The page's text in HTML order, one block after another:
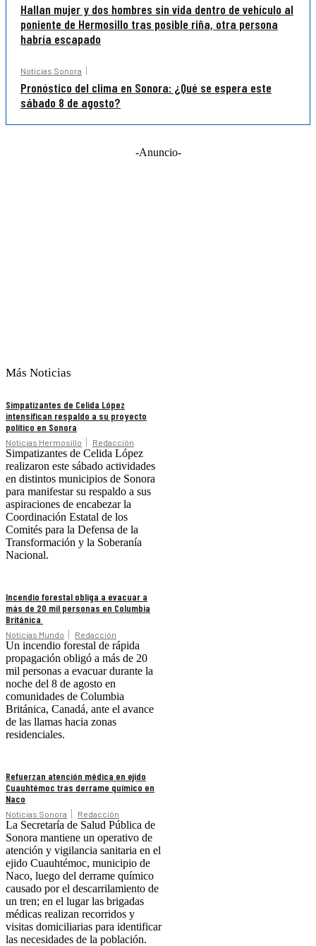
Hallan mujer y dos hombres sin vida dentro de vehículo al
poniente de Hermosillo tras posible riña, otra persona
habría escapado
Noticias Sonora
Pronóstico del clima en Sonora: ¿Qué se espera este
sábado 8 de agosto?
-Anuncio-
Más Noticias
Simpatizantes de Celida López
intensifican respaldo a su proyecto
político en Sonora
Noticias Hermosillo Redacción
Simpatizantes de Celida López
realizaron este sábado actividades
en distintos municipios de Sonora
para manifestar su respaldo a sus
aspiraciones de encabezar la
Coordinación Estatal de los
Comités para la Defensa de la
Transformación y la Soberanía
Nacional.
Incendio forestal obliga a evacuar a
más de 20 mil personas en Columbia
Británica
Noticias Mundo Redacción
Un incendio forestal de rápida
propagación obligó a más de 20
mil personas a evacuar durante la
noche del 8 de agosto en
comunidades de Columbia
Británica, Canadá, ante el avance
de las llamas hacia zonas
residenciales.
Refuerzan atención médica en ejido
Cuauhtémoc tras derrame químico en
Naco
Noticias Sonora Redacción
La Secretaría de Salud Pública de
Sonora mantiene un operativo de
atención y vigilancia sanitaria en el
ejido Cuauhtémoc, municipio de
Naco, luego del derrame químico
causado por el descarrilamiento de
un tren; en el lugar las brigadas
médicas realizan recorridos y
visitas domiciliarias para identificar
las necesidades de la población.